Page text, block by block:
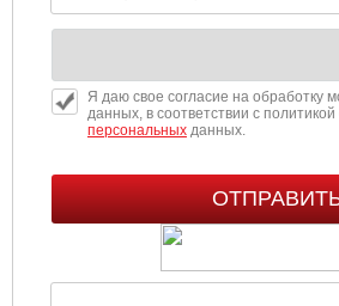
Я даю свое согласие на обработку
данных, в соответствии с
персональныхданных.